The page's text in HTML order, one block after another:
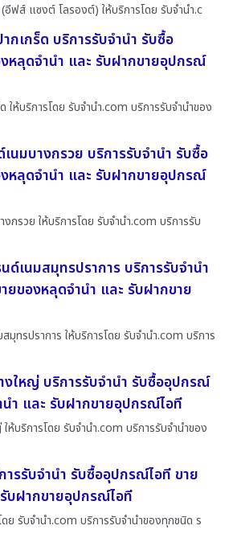
อีฟส์ แซงต์ โลรองต์) ให้บริการโดย รับจํานํา.c
กเกร็ด บริการรับจำนำ รับซื้อ
หลุดจำนำ และ รับฝากขายอุปกรณ์
ให้บริการโดย รับจํานํา.com บริการรับจำนำของ
นมบางกรวย บริการรับจำนำ รับซื้อ
หลุดจำนำ และ รับฝากขายอุปกรณ์
งกรวย ให้บริการโดย รับจํานํา.com บริการรับ
ด์เนมสมุทรปราการ บริการรับจำนำ
ของหลุดจำนำ และ รับฝากขาย
มุทรปราการ ให้บริการโดย รับจํานํา.com บริการ
งใหญ่ บริการรับจำนำ รับซื้ออุปกรณ์
ำ และ รับฝากขายอุปกรณ์ไอที
ห้บริการโดย รับจํานํา.com บริการรับจำนำของ
รรับจำนำ รับซื้ออุปกรณ์ไอที ขาย
บฝากขายอุปกรณ์ไอที
ย รับจํานํา.com บริการรับจำนำของทุกชนิด ร